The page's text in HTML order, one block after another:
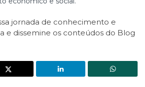
jornada de conhecimento e
e dissemine os conteúdos do Blog